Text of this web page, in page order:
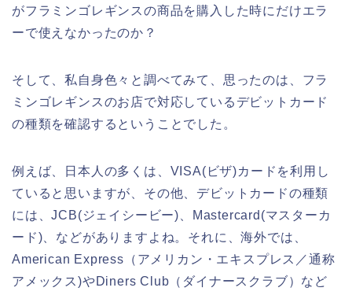
がフラミンゴレギンスの商品を購入した時にだけエラ
ーで使えなかったのか？
そして、私自身色々と調べてみて、思ったのは、フラ
ミンゴレギンスのお店で対応しているデビットカード
の種類を確認するということでした。
例えば、日本人の多くは、VISA(ビザ)カードを利用し
ていると思いますが、その他、デビットカードの種類
には、JCB(ジェイシービー)、Mastercard(マスターカ
ード)、などがありますよね。それに、海外では、
American Express（アメリカン・エキスプレス／通称
アメックス)やDiners Club（ダイナースクラブ）など